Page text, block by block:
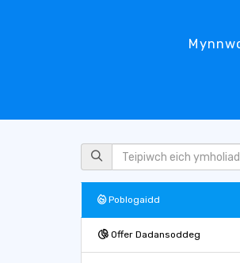
Poblogaidd
Offer Dadansoddeg